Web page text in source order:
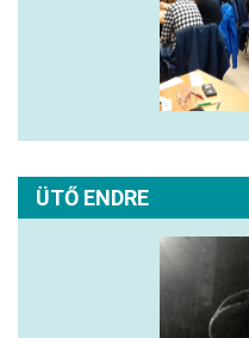
ÜTŐ ENDRE